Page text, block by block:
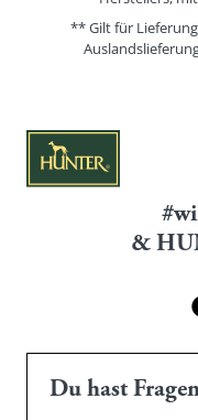
** Gilt für
&
Du hast